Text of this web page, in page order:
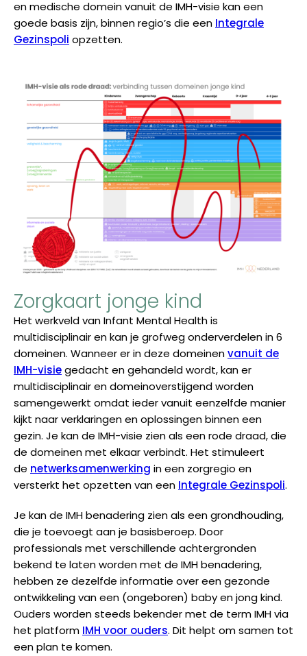
en medische domein vanuit de IMH-visie kan een
goede basis zijn, binnen regio’s die een Integrale
Gezinspoli opzetten.
Zorgkaart jonge kind
Het werkveld van Infant Mental Health is
multidisciplinair en kan je grofweg onderverdelen in 6
domeinen. Wanneer er in deze domeinenvanuit de
IMH-visiegedacht en gehandeld wordt, kan er
multidisciplinair en domeinoverstijgend worden
samengewerkt omdat ieder vanuit eenzelfde manier
kijkt naar verklaringen en oplossingen binnen een
gezin. Je kan de IMH-visie zien als een rode draad, die
de domeinen met elkaar verbindt. Het stimuleert
de netwerksamenwerking in een zorgregio en
versterkt het opzetten van een Integrale Gezinspoli.
Je kan de IMH benadering zien als een grondhouding,
die je toevoegt aan je basisberoep. Door
professionals met verschillende achtergronden
bekend te laten worden met de IMH benadering,
hebben ze dezelfde informatie over een gezonde
ontwikkeling van een (ongeboren) baby en jong kind.
Ouders worden steeds bekender met de term IMH via
het platform IMH voor ouders. Dit helpt om samen tot
een plan te komen.